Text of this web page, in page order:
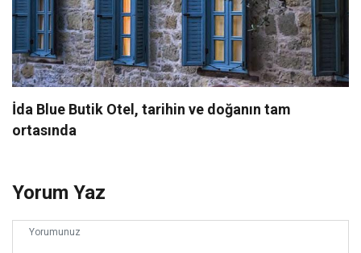
İda Blue Butik Otel, tarihin ve doğanın tam
ortasında
Yorum Yaz